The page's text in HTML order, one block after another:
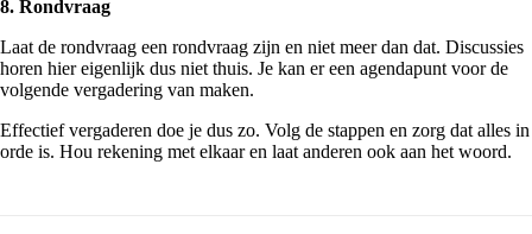
8. Rondvraag
Laat de rondvraag een rondvraag zijn en niet meer dan dat. Discussies
horen hier eigenlijk dus niet thuis. Je kan er een agendapunt voor de
volgende vergadering van maken.
Effectief vergaderen doe je dus zo. Volg de stappen en zorg dat alles in
orde is. Hou rekening met elkaar en laat anderen ook aan het woord.